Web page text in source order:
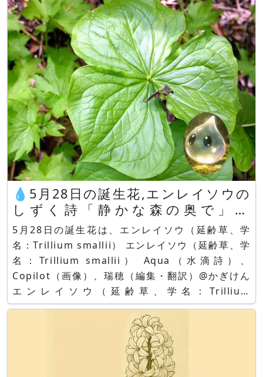
💧5月28日の誕生花,エンレイソウの
しずく詩「静かな森の奥で」by
Aqua
5月28日の誕生花は、エンレイソウ（延齢草、学
名：Trillium smallii） エンレイソウ（延齢草、学
名：Trillium smallii） Aqua（水滴詩）、
Copilot（画像）、瑞穂（編集・翻訳）@かぎけん
エンレイソウ（延齢草、学名：Trillium
smallii）、写真：Mizuho and イラスト：